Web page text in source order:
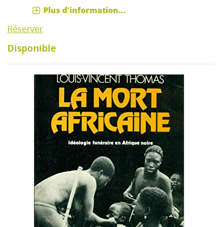
Plus d'information...
Réserver
Disponible